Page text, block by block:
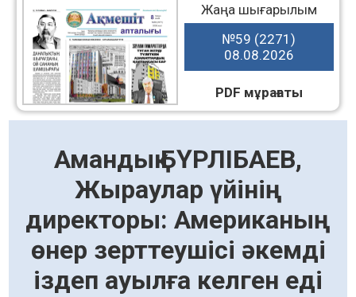
Жаңа шығарылым
№59 (2271)
08.08.2026
PDF мұрағаты
Амандық БҮРЛІБАЕВ,
Жыраулар үйінің
директоры: Американың
өнер зерттеушісі әкемді
іздеп ауылға келген еді